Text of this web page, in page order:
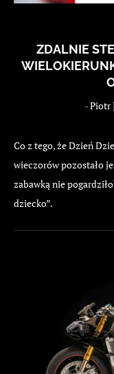
ZDALNIE
-Piotr
Co z tego, że Dzień
wieczorów pozostało
zabawką nie
dziecko”.